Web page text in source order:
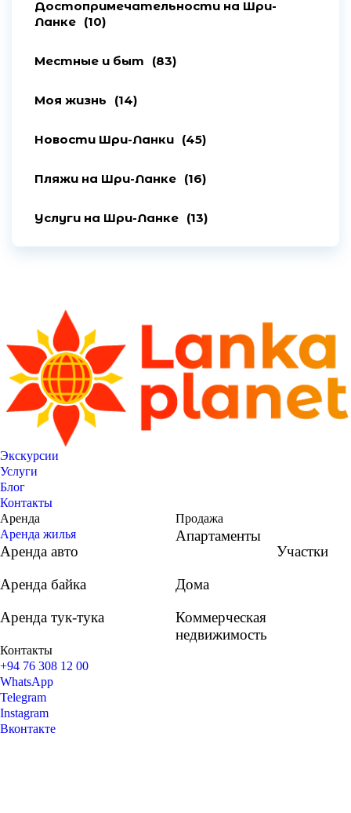
Достопримечательности на Шри-
Ланке (10)
Местные и быт (83)
Моя жизнь (14)
Новости Шри-Ланки (45)
Пляжи на Шри-Ланке (16)
Услуги на Шри-Ланке (13)
Экскурсии
Услуги
Блог
Контакты
Аренда
Аренда жилья
Аренда авто
Аренда байка
Аренда тук-тука
Продажа
Апартаменты
Участки
Дома
Коммерческая
недвижимость
Контакты
+94 76 308 12 00
WhatsApp
Telegram
Instagram
Вконтакте